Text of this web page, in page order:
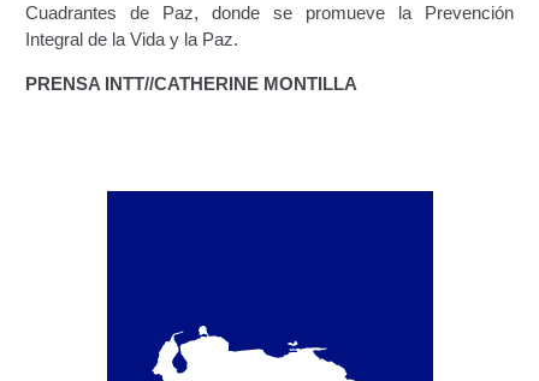
Homologación Vehícular Por Reformas de
Vehículos de Carga, Transporte de Personas y Gruas).
Especializados en Reformas de Vehículos (REFECIV).
Licencia para Conducir
Cuadrantes de Paz, donde se promueve la Prevención
Integral de la Vida y la Paz.
PRENSA INTT//CATHERINE MONTILLA